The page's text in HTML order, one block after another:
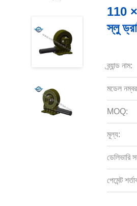
110 ×
স্লু
ব্র্যান্ড নাম:
মডেল
MOQ:
মূল্য:
ডেলিভারি
পেমেন্ট